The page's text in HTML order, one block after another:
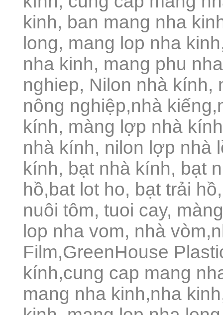
kinh, ban mang nha
long, mang lop nha
nha kinh, mang phu
nghiep, Nilon nhà kính,
nông nghiệp,nhà
kính, màng lợp nhà
nhà kính, nilon lợp nhà
kính, bạt nhà kính, bạt
hồ,bat lot ho, bạt trải
nuôi tôm, tuoi cay,
lop nha vom, nhà
Film,GreenHouse
kính,cung cap mang
mang nha kinh,nha